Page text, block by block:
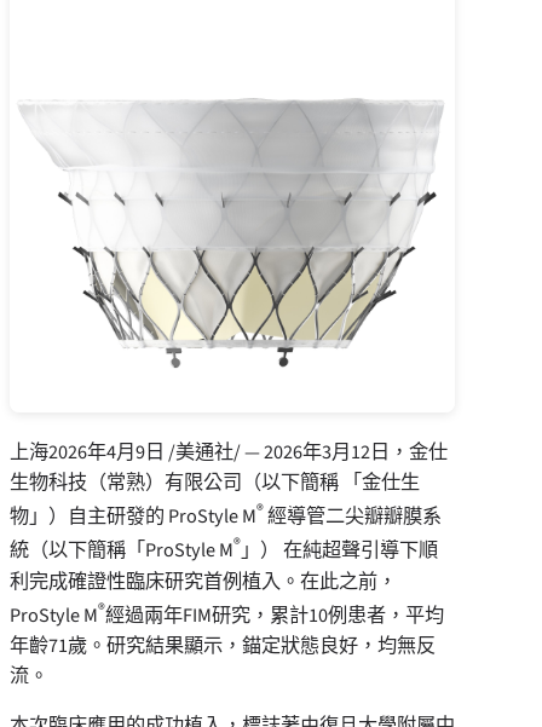
上海2026年4月9日 /美通社/ — 2026年3月12日，金仕
生物科技（常熟）有限公司（以下簡稱 「金仕生
物」）自主研發的 ProStyle M®經導管二尖瓣瓣膜系
統（以下簡稱「ProStyle M® 」） 在純超聲引導下順
利完成確證性臨床研究首例植入。在此之前，
ProStyle M®經過兩年FIM研究，累計10例患者，平均
年齡71歲。研究結果顯示，錨定狀態良好，均無反
流。